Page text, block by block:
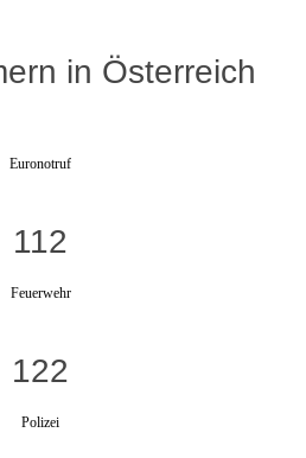
in Österreich
Euronotruf
112
Feuerwehr
122
Polizei